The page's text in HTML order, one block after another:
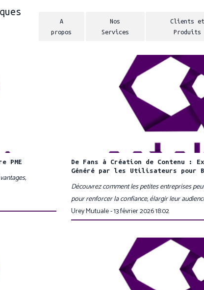
A
propos
Nos
Services
Clients et
Produits
PME
De Fans à Création de Contenu :
Généré par les Utilisateurs pour
Découvrez comment les petites entreprises
pour renforcer la confiance, élargir leur
Urey Mutuale - 13 février 2026 18:02